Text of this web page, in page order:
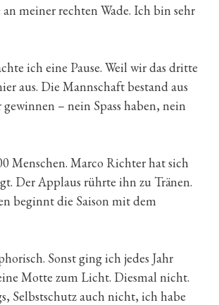
meiner rechten Wade. Ich bin sehr
ich eine Pause. Weil wir das dritte
aus. Die Mannschaft bestand aus
– nein Spass haben, nein
Menschen. Marco Richter hat sich
Der Applaus rührte ihn zu Tränen.
beginnt die Saison mit dem
Sonst ging ich jedes Jahr
Motte zum Licht. Diesmal nicht.
Selbstschutz auch nicht, ich habe